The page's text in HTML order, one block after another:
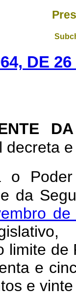
DE
decreta
o
da
de
limite
e
e